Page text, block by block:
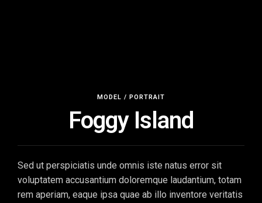
MODEL / PORTRAIT
Foggy Island
Sed ut perspiciatis unde omnis iste natus error sit
voluptatem accusantium doloremque laudantium, totam
rem aperiam, eaque ipsa quae ab illo inventore veritatis